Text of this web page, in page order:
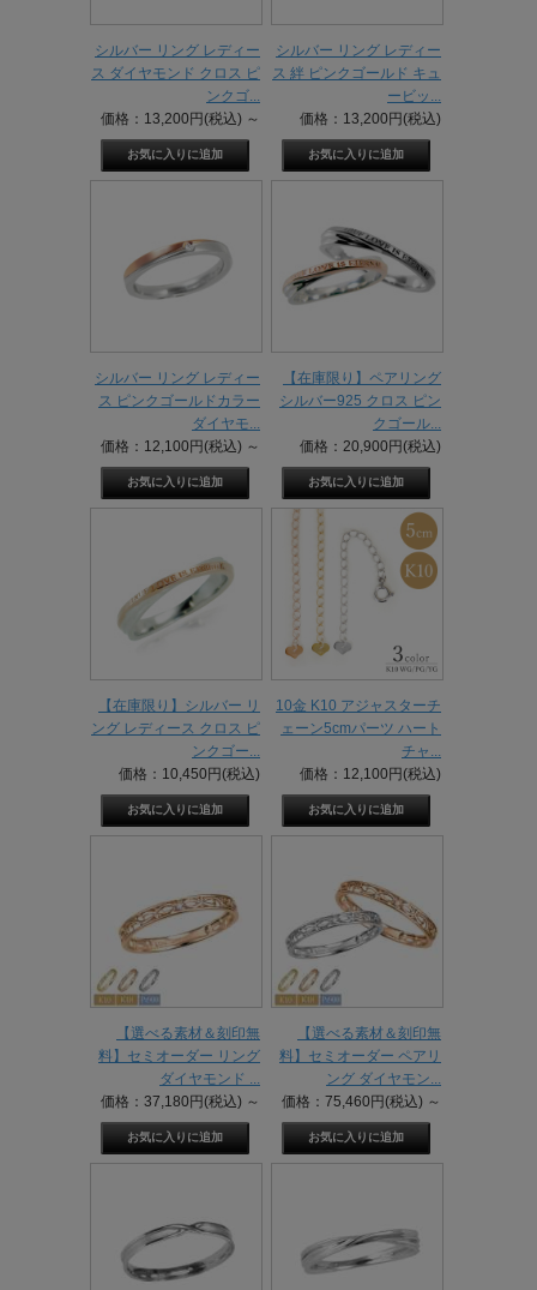
シルバー リング レディー
ス ダイヤモンド クロス ピ
ンクゴ...
価格：13,200円(税込) ～
シルバー リング レディー
ス 絆 ピンクゴールド キュ
ービッ...
価格：13,200円(税込)
シルバー リング レディー
ス ピンクゴールドカラー
ダイヤモ...
価格：12,100円(税込) ～
【在庫限り】ペアリング
シルバー925 クロス ピン
クゴール...
価格：20,900円(税込)
【在庫限り】シルバー リ
ング レディース クロス ピ
ンクゴー...
価格：10,450円(税込)
10金 K10 アジャスターチ
ェーン5cmパーツ ハート
チャ...
価格：12,100円(税込)
【選べる素材＆刻印無
料】セミオーダー リング
ダイヤモンド ...
価格：37,180円(税込) ～
【選べる素材＆刻印無
料】セミオーダー ペアリ
ング ダイヤモン...
価格：75,460円(税込) ～